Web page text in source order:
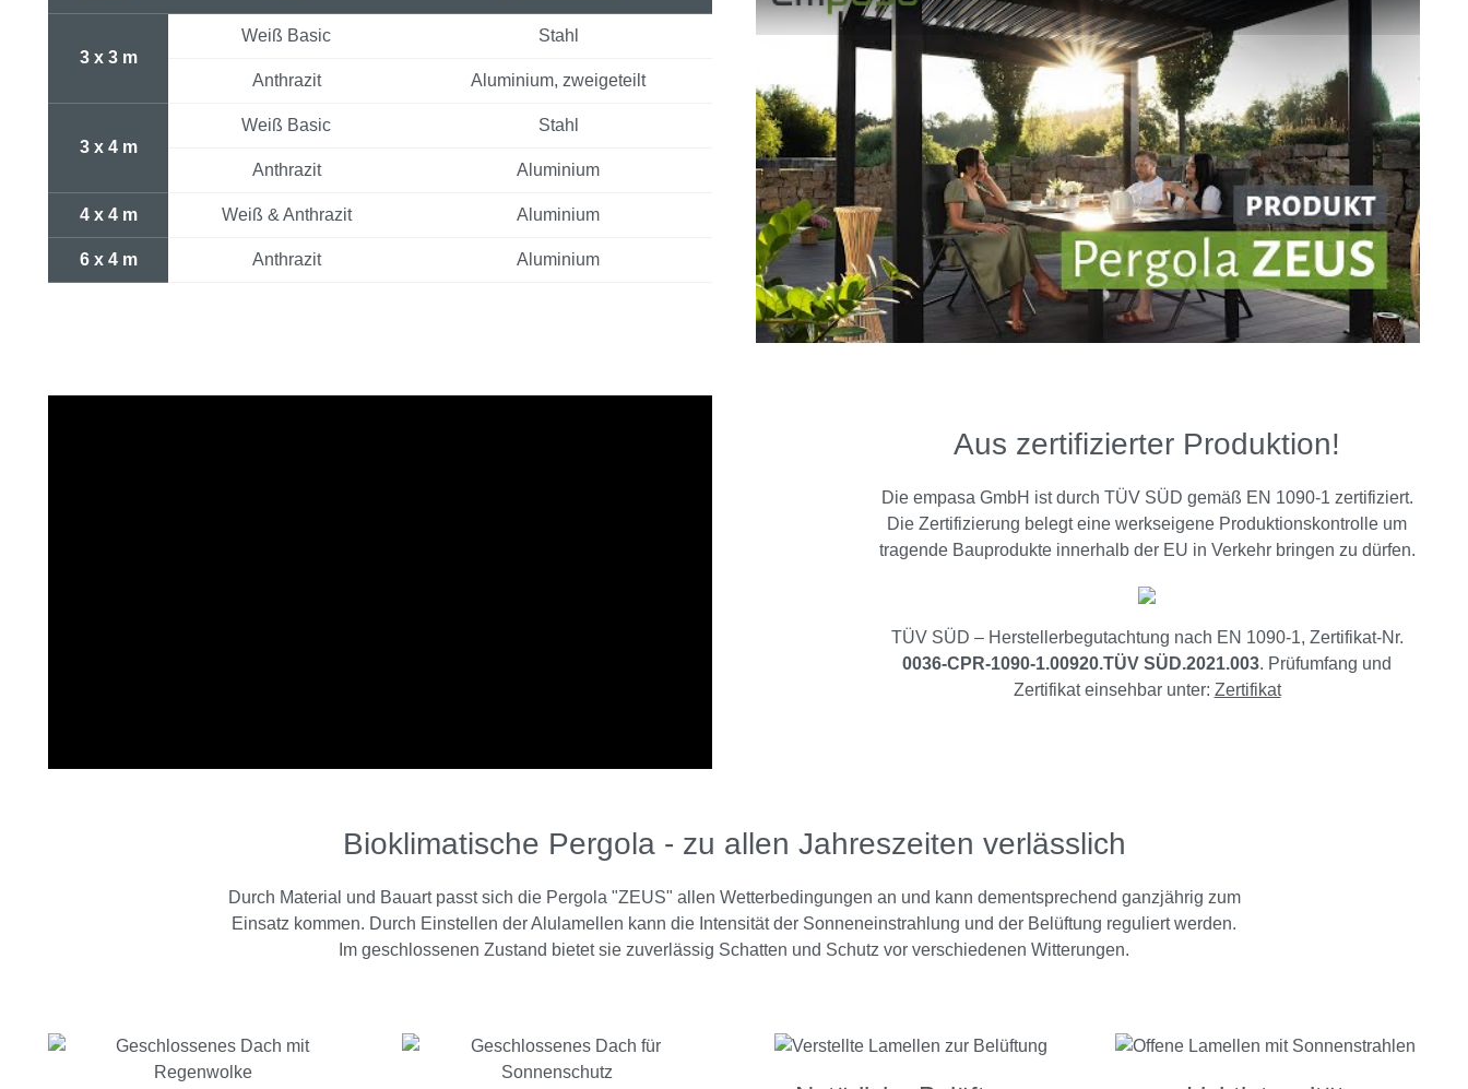
3 x 3 m
Weiß Basic Stahl
Anthrazit Aluminium, zweigeteilt
3 x 4 m
Weiß Basic Stahl
Anthrazit Aluminium
4 x 4 m Weiß & Anthrazit Aluminium
6 x 4 m Anthrazit Aluminium
Aus zertifizierter Produktion!
Die empasa GmbH ist durch TÜV SÜD gemäß EN 1090-1 zertifiziert.
Die Zertifizierung belegt eine werkseigene Produktionskontrolle um
tragende Bauprodukte innerhalb der EU in Verkehr bringen zu dürfen.
TÜV SÜD – Herstellerbegutachtung nach EN 1090-1, Zertifikat-Nr.
0036-CPR-1090-1.00920.TÜV SÜD.2021.003. Prüfumfang und
Zertifikat einsehbar unter: Zertifikat
Bioklimatische Pergola - zu allen Jahreszeiten verlässlich
Durch Material und Bauart passt sich die Pergola "ZEUS" allen Wetterbedingungen an und kann dementsprechend ganzjährig zum
Einsatz kommen. Durch Einstellen der Alulamellen kann die Intensität der Sonneneinstrahlung und der Belüftung reguliert werden.
Im geschlossenen Zustand bietet sie zuverlässig Schatten und Schutz vor verschiedenen Witterungen.